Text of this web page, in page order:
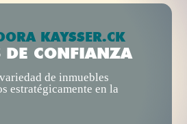
KAYSSER.CK
DE CONFIANZA
de inmuebles
estratégicamente en la